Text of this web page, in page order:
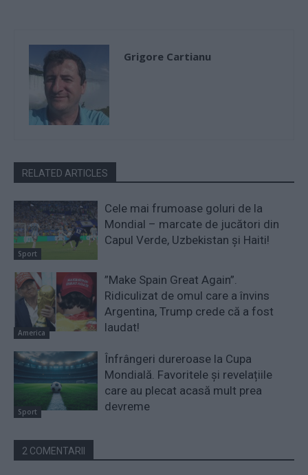
Grigore Cartianu
RELATED ARTICLES
Sport
Cele mai frumoase goluri de la
Mondial – marcate de jucători din
Capul Verde, Uzbekistan și Haiti!
America
”Make Spain Great Again”.
Ridiculizat de omul care a învins
Argentina, Trump crede că a fost
laudat!
Sport
Înfrângeri dureroase la Cupa
Mondială. Favoritele și revelațiile
care au plecat acasă mult prea
devreme
2 COMENTARII